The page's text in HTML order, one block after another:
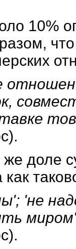
10%
доле
'не